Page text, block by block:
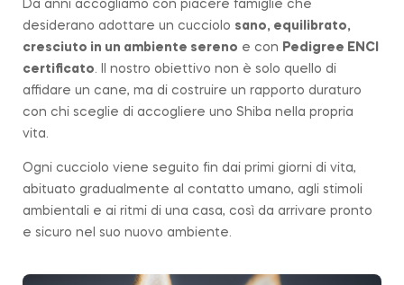
Da anni accogliamo con piacere famiglie che
desiderano adottare un cucciolo sano, equilibrato,
cresciuto in un ambiente sereno e con Pedigree ENCI
certificato. Il nostro obiettivo non è solo quello di
affidare un cane, ma di costruire un rapporto duraturo
con chi sceglie di accogliere uno Shiba nella propria
vita.
Ogni cucciolo viene seguito fin dai primi giorni di vita,
abituato gradualmente al contatto umano, agli stimoli
ambientali e ai ritmi di una casa, così da arrivare pronto
e sicuro nel suo nuovo ambiente.